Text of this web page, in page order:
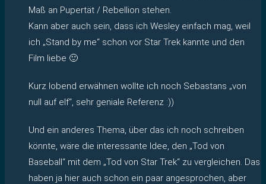
Maß an Pupertät / Rebellion stehen.
Kann aber auch sein, dass ich Wesley einfach mag, weil
ich „Stand by me“ schon vor Star Trek kannte und den
Film liebe 🙂
Kurz lobend erwähnen wollte ich noch Sebastans „von
null auf elf“, sehr geniale Referenz :))
Und ein anderes Thema, über das ich noch schreiben
könnte, wäre die interessante Idee, den „Tod von
Baseball“ mit dem „Tod von Star Trek“ zu vergleichen. Das
haben ja hier auch schon ein paar angesprochen, aber